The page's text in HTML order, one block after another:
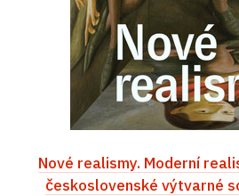
Nové realismy. Moderní
československé výtvarné